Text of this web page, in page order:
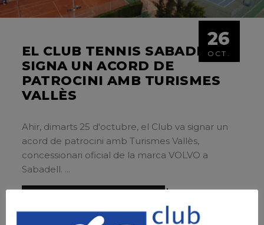
26
OCT.
EL CLUB TENNIS SABADELL
SIGNA UN ACORD DE
PATROCINI AMB TURISMES
VALLÈS
Ahir, dimarts 25 d'octubre, el Club va signar un
acord de patrocini amb Turismes Vallès,
concessionari oficial de la marca VOLVO a
Sabadell.